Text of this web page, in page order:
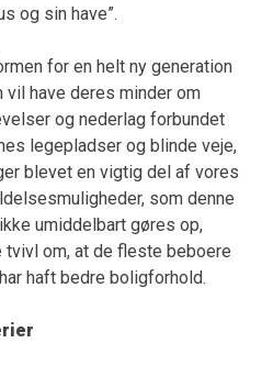
og sin have”.
for en helt ny generation
vil have deres minder om
og nederlag forbundet
legepladser og blinde veje,
blevet en vigtig del af vores
som denne
umiddelbart gøres op,
tvivl om, at de fleste beboere
haft bedre boligforhold.